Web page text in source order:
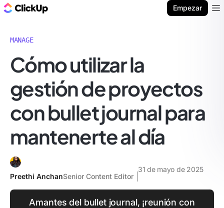
Empezar
MANAGE
Cómo utilizar la
gestión de proyectos
con bullet journal para
mantenerte al día
Preethi AnchanSenior Content Editor
31 de mayo de 2025
Amantes del bullet journal, ¡reunión con